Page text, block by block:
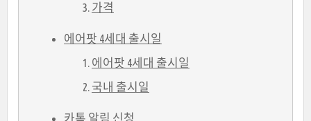
가격
에어팟 4세대 출시일
에어팟 4세대 출시일
국내 출시일
카톡 알림 신청